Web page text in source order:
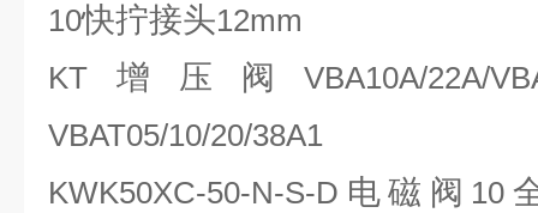
10快拧接头12mm
KT 增压阀 VBA10A/22A/
VBAT05/10/20/38A1
KWK50XC-50-N-S-D 电磁阀 10